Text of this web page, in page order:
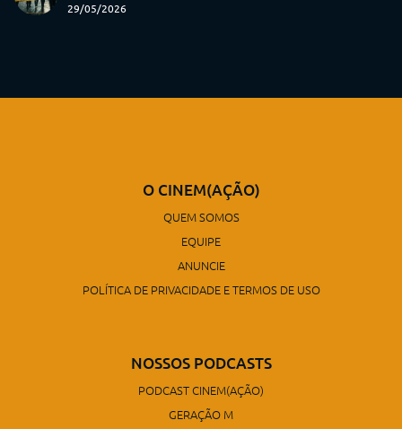
29/05/2026
O CINEM(AÇÃO)
QUEM SOMOS
EQUIPE
ANUNCIE
POLÍTICA DE PRIVACIDADE E TERMOS DE USO
NOSSOS PODCASTS
PODCAST CINEM(AÇÃO)
GERAÇÃO M